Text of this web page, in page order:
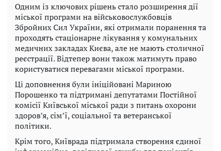
Одним із ключових рішень стало розширення дії
міської програми на військовослужбовців
Збройних Сил України, які отримали поранення та
проходять стаціонарне лікування у комунальних
медичних закладах Києва, але не мають столичної
реєстрації. Відтепер вони також матимуть право
користуватися перевагами міської програми.
Ці доповнення були ініційовані Мариною
Порошенко та підтримані депутатами Постійної
комісії Київської міської ради з питань охорони
здоров’я, сім’ї, соціальної та ветеранської
політики.
Крім того, Київрада підтримала створення єдиної